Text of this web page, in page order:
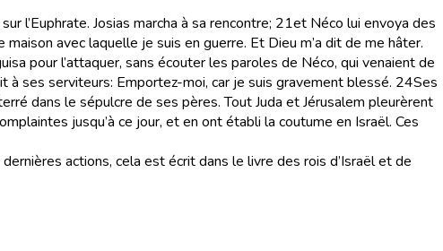
l’Euphrate. Josias marcha à sa rencontre; 21et Néco lui envoya des
avec laquelle je suis en guerre. Et Dieu m’a dit de me hâter.
pour l’attaquer, sans écouter les paroles de Néco, qui venaient de
à ses serviteurs: Emportez-moi, car je suis gravement blessé. 24Ses
dans le sépulcre de ses pères. Tout Juda et Jérusalem pleurèrent
jusqu’à ce jour, et en ont établi la coutume en Israël. Ces
actions, cela est écrit dans le livre des rois d’Israël et de